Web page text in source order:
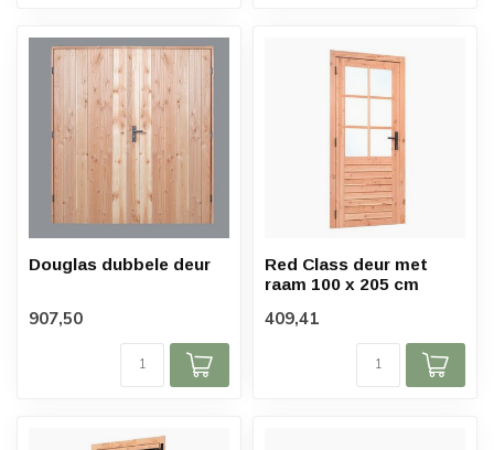
Douglas dubbele deur
907,50
Red Class deur met
raam 100 x 205 cm
409,41